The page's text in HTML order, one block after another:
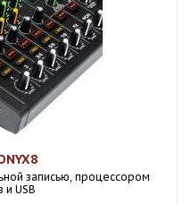
записью, процессором
USB